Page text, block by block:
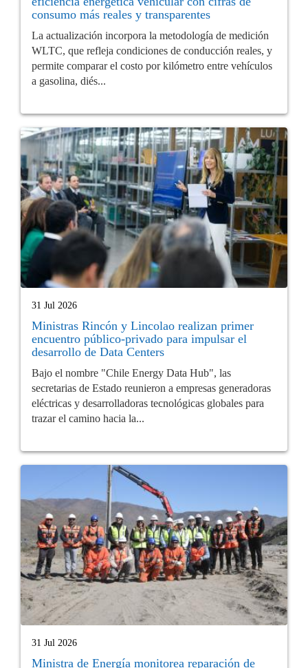
consumo más reales y transparentes
La actualización incorpora la metodología de medición
WLTC, que refleja condiciones de conducción reales, y
permite comparar el costo por kilómetro entre vehículos
a gasolina, diés...
31 Jul 2026
Ministras Rincón y Lincolao realizan primer
encuentro público-privado para impulsar el
desarrollo de Data Centers
Bajo el nombre "Chile Energy Data Hub", las
secretarias de Estado reunieron a empresas generadoras
eléctricas y desarrolladoras tecnológicas globales para
trazar el camino hacia la...
31 Jul 2026
Ministra de Energía monitorea reparación de